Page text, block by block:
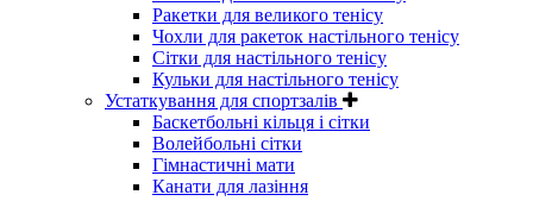
Ракетки для великого тенісу
Чохли для ракеток настільного тенісу
Сітки для настільного тенісу
Кульки для настільного тенісу
Устаткування для спортзалів
Баскетбольні кільця і сітки
Волейбольні сітки
Гімнастичні мати
Канати для лазіння